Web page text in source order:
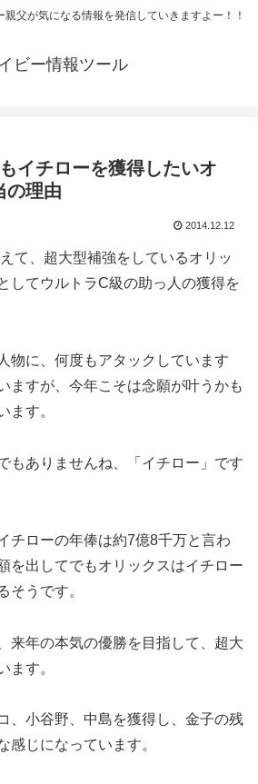
父が気になる情報を発信していきますよー！！
ビー情報ツール
イチローを獲得したいオ
の理由
2014.12.12
て、超大型補強をしているオリッ
してウルトラC級の助っ人の獲得を
物に、何度もアタックしています
ますが、今年こそは念願が叶うかも
ます。
もありませんね、「イチロー」です
チローの年俸は約7億8千万と言わ
を出してでもオリックスはイチロー
そうです。
来年の本気の優勝を目指して、超大
ます。
、小谷野、中島を獲得し、金子の残
感じになっています。